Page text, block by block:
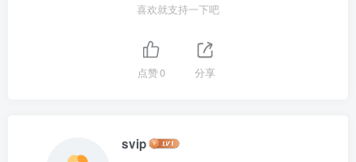
喜欢就支持一下吧
点赞0 分享
svip